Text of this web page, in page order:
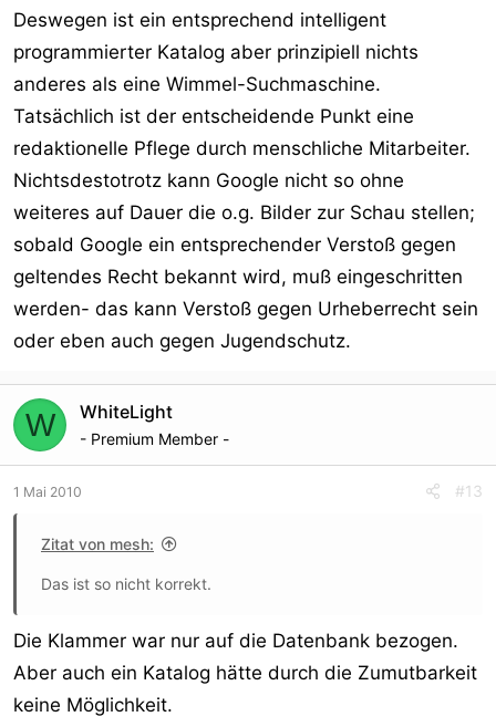
Deswegen ist ein entsprechend intelligent
programmierter Katalog aber prinzipiell nichts
anderes als eine Wimmel-Suchmaschine.
Tatsächlich ist der entscheidende Punkt eine
redaktionelle Pflege durch menschliche Mitarbeiter.
Nichtsdestotrotz kann Google nicht so ohne
weiteres auf Dauer die o.g. Bilder zur Schau stellen;
sobald Google ein entsprechender Verstoß gegen
geltendes Recht bekannt wird, muß eingeschritten
werden- das kann Verstoß gegen Urheberrecht sein
oder eben auch gegen Jugendschutz.
W WhiteLight
- Premium Member -
1 Mai 2010 #13
Zitat von mesh:
Das ist so nicht korrekt.
Die Klammer war nur auf die Datenbank bezogen.
Aber auch ein Katalog hätte durch die Zumutbarkeit
keine Möglichkeit.